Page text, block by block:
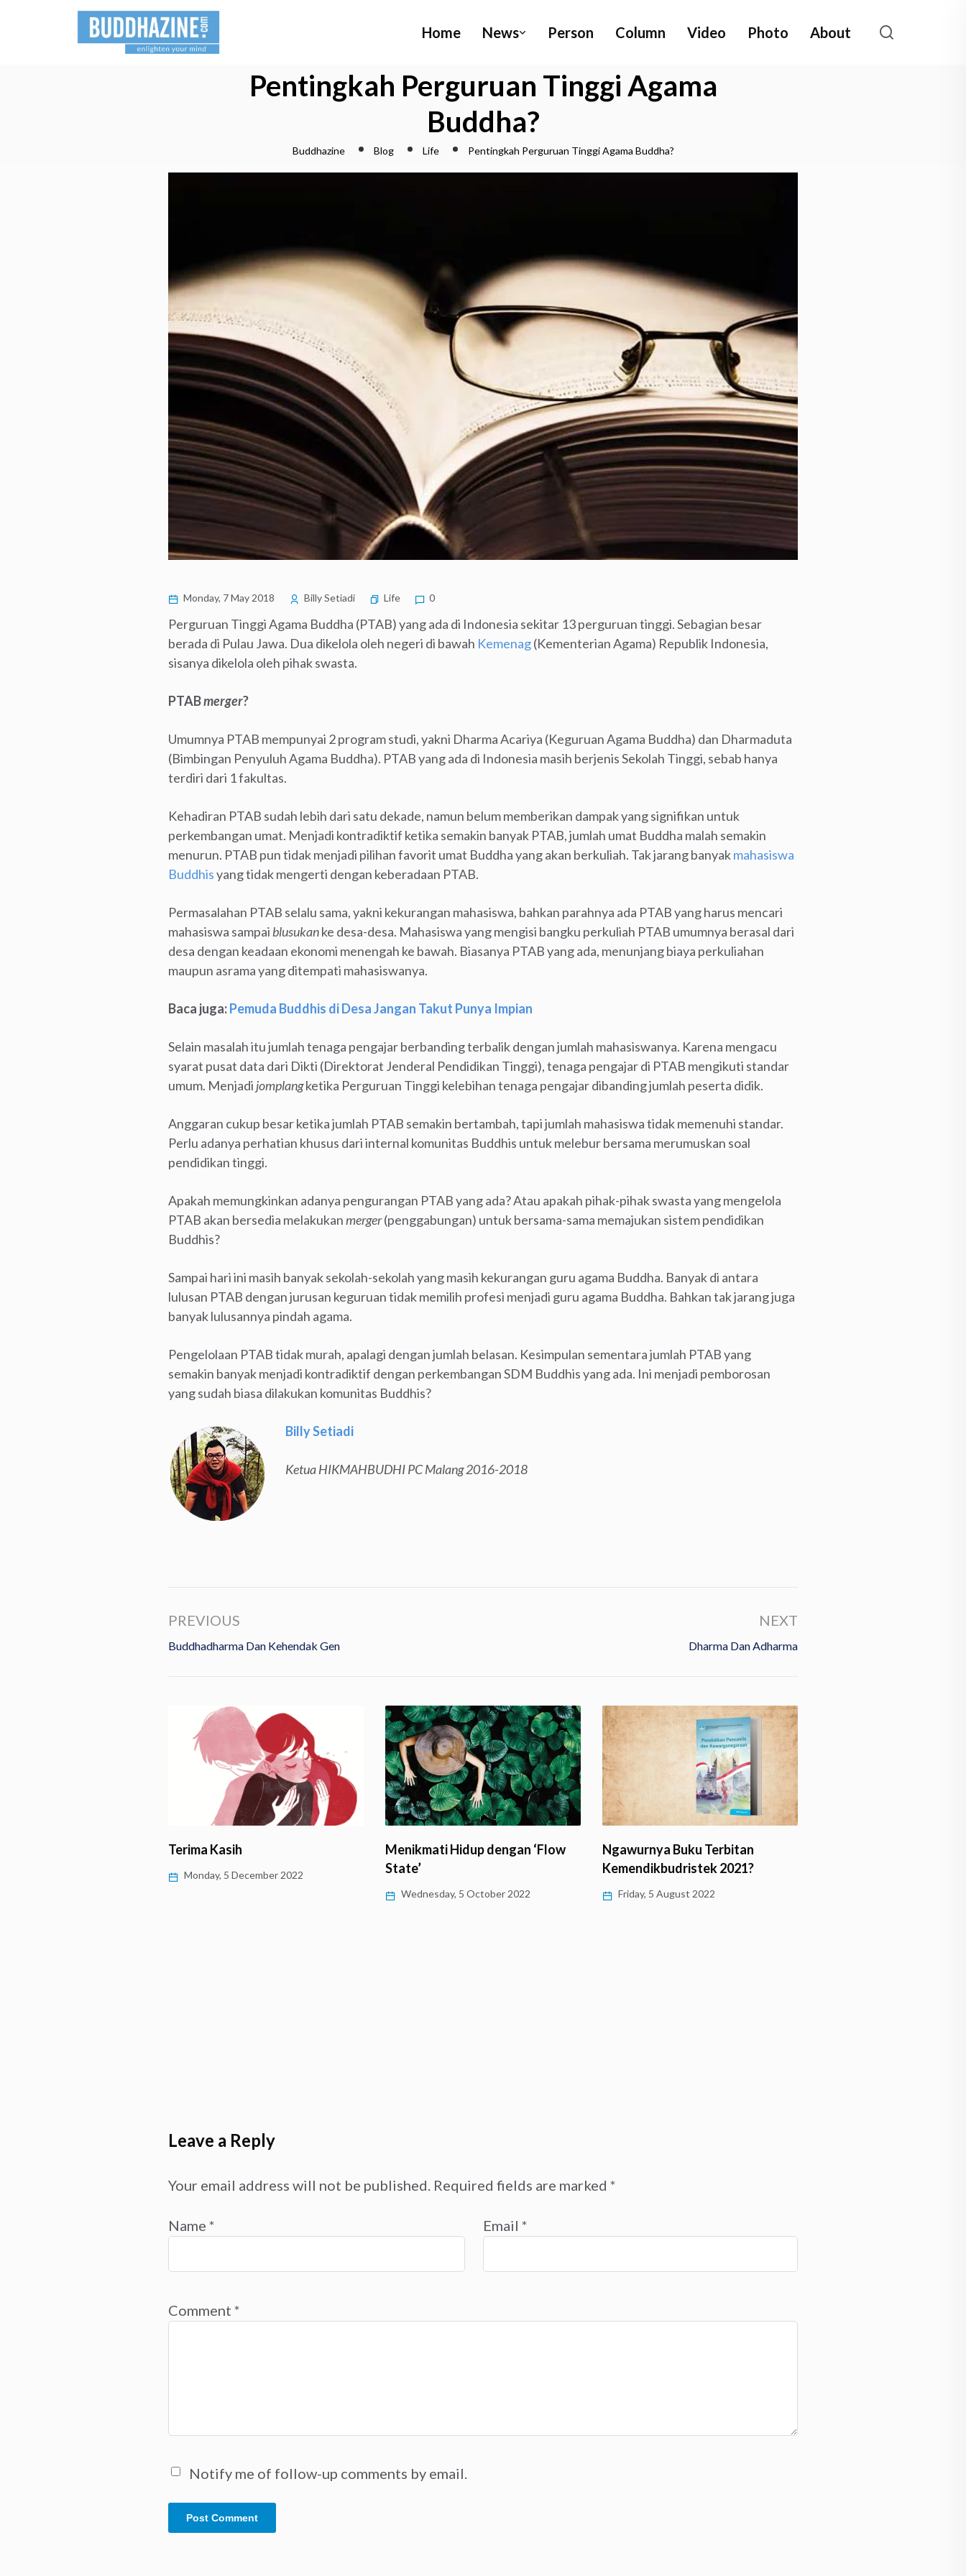
Home News Person Column Video Photo About
Pentingkah Perguruan Tinggi Agama
Buddha?
Buddhazine Blog Life Pentingkah Perguruan Tinggi Agama Buddha?
Monday, 7 May 2018 Billy Setiadi Life 0
Perguruan Tinggi Agama Buddha (PTAB) yang ada di Indonesia sekitar 13 perguruan tinggi. Sebagian besar
berada di Pulau Jawa. Dua dikelola oleh negeri di bawah Kemenag(Kementerian Agama) Republik Indonesia,
sisanya dikelola oleh pihak swasta.
PTABmerger?
Umumnya PTAB mempunyai 2 program studi, yakni Dharma Acariya (Keguruan Agama Buddha) dan Dharmaduta
(Bimbingan Penyuluh Agama Buddha). PTAB yang ada di Indonesia masih berjenis Sekolah Tinggi, sebab hanya
terdiri dari 1 fakultas.
Kehadiran PTAB sudah lebih dari satu dekade, namun belum memberikan dampak yang signifikan untuk
perkembangan umat. Menjadi kontradiktif ketika semakin banyak PTAB, jumlah umat Buddha malah semakin
menurun. PTAB pun tidak menjadi pilihan favorit umat Buddha yang akan berkuliah. Tak jarang banyakmahasiswa
Buddhisyang tidak mengerti dengan keberadaan PTAB.
Permasalahan PTAB selalu sama, yakni kekurangan mahasiswa, bahkan parahnya ada PTAB yang harus mencari
mahasiswa sampai blusukanke desa-desa. Mahasiswa yang mengisi bangku perkuliah PTAB umumnya berasal dari
desa dengan keadaan ekonomi menengah ke bawah. Biasanya PTAB yang ada, menunjang biaya perkuliahan
maupun asrama yang ditempati mahasiswanya.
Baca juga:Pemuda Buddhis di Desa Jangan Takut Punya Impian
Selain masalah itu jumlah tenaga pengajar berbanding terbalik dengan jumlah mahasiswanya. Karena mengacu
syarat pusat data dari Dikti (Direktorat Jenderal Pendidikan Tinggi), tenaga pengajar di PTAB mengikuti standar
umum. Menjadi jomplangketika Perguruan Tinggi kelebihan tenaga pengajar dibanding jumlah peserta didik.
Anggaran cukup besar ketika jumlah PTAB semakin bertambah, tapi jumlah mahasiswa tidak memenuhi standar.
Perlu adanya perhatian khusus dari internal komunitas Buddhis untuk melebur bersama merumuskan soal
pendidikan tinggi.
Apakah memungkinkan adanya pengurangan PTAB yang ada? Atau apakah pihak-pihak swasta yang mengelola
PTAB akan bersedia melakukanmerger(penggabungan) untuk bersama-sama memajukan sistem pendidikan
Buddhis?
Sampai hari ini masih banyak sekolah-sekolah yang masih kekurangan guru agama Buddha. Banyak di antara
lulusan PTAB dengan jurusan keguruan tidak memilih profesi menjadi guru agama Buddha. Bahkan tak jarang juga
banyak lulusannya pindah agama.
Pengelolaan PTAB tidak murah, apalagi dengan jumlah belasan. Kesimpulan sementara jumlah PTAB yang
semakin banyak menjadi kontradiktif dengan perkembangan SDM Buddhis yang ada. Ini menjadi pemborosan
yang sudah biasa dilakukan komunitas Buddhis?
Billy Setiadi
Ketua HIKMAHBUDHI PC Malang 2016-2018
PREVIOUS
Buddhadharma Dan Kehendak Gen
NEXT
Dharma Dan Adharma
Terima Kasih
Monday, 5 December 2022
Menikmati Hidup dengan ‘Flow
State’
Wednesday, 5 October 2022
Ngawurnya Buku Terbitan
Kemendikbudristek 2021?
Friday, 5 August 2022
Leave a Reply
Your email address will not be published. Required fields are marked *
Name * Email *
Comment *
Notify me of follow-up comments by email.